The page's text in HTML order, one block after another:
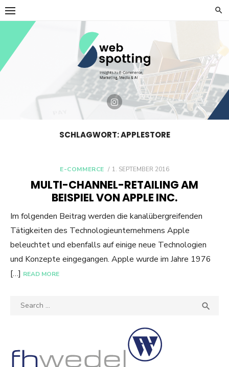
Skip
to
content
SCHLAGWORT:APPLESTORE
E-COMMERCE
POSTED
1. SEPTEMBER 2016
MULTI-CHANNEL-RETAILING AM
BEISPIEL VON APPLE INC.
Im folgenden Beitrag werden die kanalübergreifenden
Tätigkeiten des Technologieunternehmens Apple
beleuchtet und ebenfalls auf einige neue Technologien
und Konzepte eingegangen. Apple wurde im Jahre 1976
[…] READ MORE
Search
